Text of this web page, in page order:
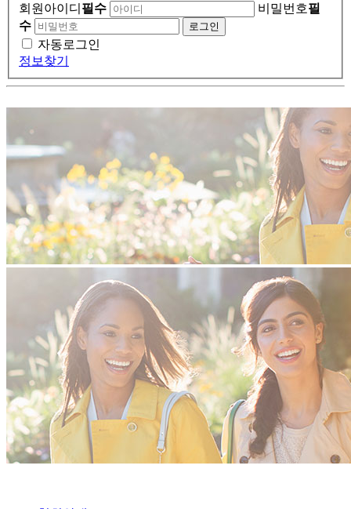
회원아이디 필수 비밀번호필
수
자동로그인
정보찾기